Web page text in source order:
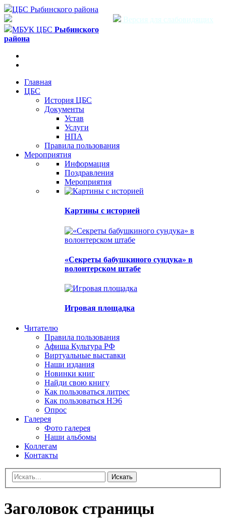
ЦБС Рыбинского района
Версия для слабовидящих
МБУК ЦБС Рыбинского
района
Главная
ЦБС
История ЦБС
Документы
Устав
Услуги
НПА
Правила пользования
Мероприятия
Информация
Поздравления
Мероприятия
Картины с историей
«Секреты бабушкиного сундука» в
волонтерском штабе
Игровая площадка
Читателю
Правила пользования
Афиша Культура РФ
Виртуальные выставки
Наши издания
Новинки книг
Найди свою книгу
Как пользоваться литрес
Как пользоваться НЭ6
Опрос
Галерея
Фото галерея
Наши альбомы
Коллегам
Контакты
Искать
Заголовок страницы